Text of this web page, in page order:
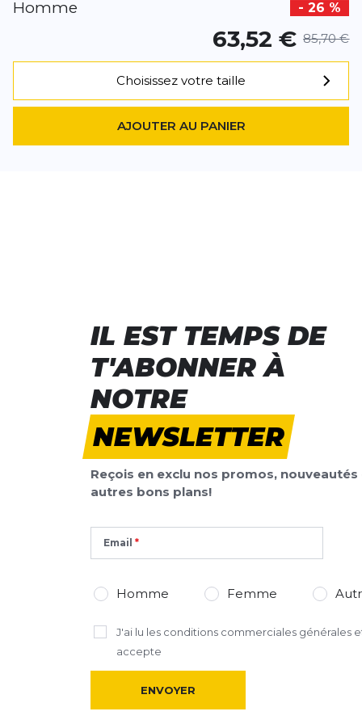
Homme - 26 %
63,52 € 85,70 €
Choisissez votre taille
AJOUTER AU PANIER
IL EST TEMPS DE
T'ABONNER À
NOTRE
NEWSLETTER
Reçois en exclu nos promos, nouveautés
autres bons plans!
Email
Homme Femme
J'ai lu les conditions commerciales générales
accepte
ENVOYER